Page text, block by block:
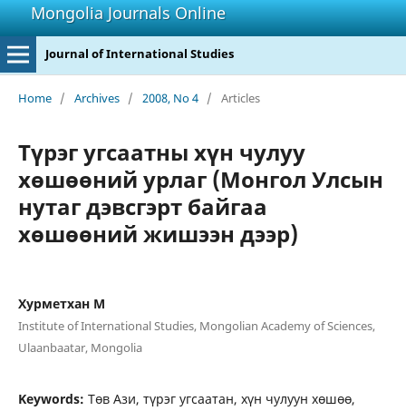
Mongolia Journals Online
Journal of International Studies
Home / Archives / 2008, No 4 / Articles
Түрэг угсаатны хүн чулуу
хөшөөний урлаг (Монгол Улсын
нутаг дэвсгэрт байгаа
хөшөөний жишээн дээр)
Хурметхан М
Institute of International Studies, Mongolian Academy of Sciences,
Ulaanbaatar, Mongolia
Keywords: Төв Ази, түрэг угсаатан, хүн чулуун хөшөө,